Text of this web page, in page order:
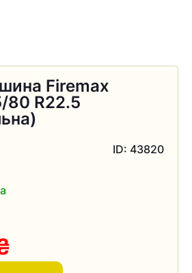
Firemax
80 R22.5
ID: 43820